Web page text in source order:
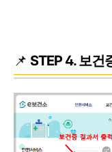
📌 STEP 4. 보건